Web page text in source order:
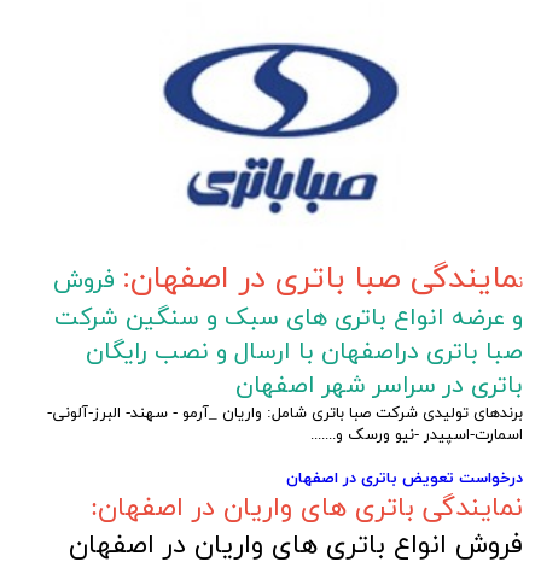
نمایندگی صبا باتری در اصفهان: فروش
و عرضه انواع باتری های سبک و سنگین شرکت
صبا باتری دراصفهان با ارسال و نصب رایگان
باتری در سراسر شهر اصفهان
برندهای تولیدی شرکت صبا باتری شامل: واریان _آرمو - سهند- البرز-آلونی-
اسمارت-اسپیدر -نیو ورسک و.......
درخواست تعویض باتری در اصفهان
نمایندگی باتری های واریان در اصفهان:
فروش انواع باتری های واریان در اصفهان